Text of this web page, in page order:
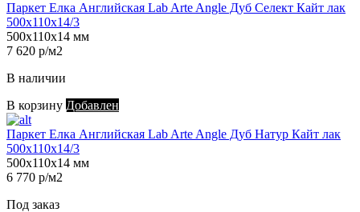
Паркет Елка Английская Lab Arte Angle Дуб Селект Кайт лак
500х110х14/3
500х110х14 мм
7 620 р/м2
В наличии
В корзину Добавлен
Паркет Елка Английская Lab Arte Angle Дуб Натур Кайт лак
500х110х14/3
500х110х14 мм
6 770 р/м2
Под заказ